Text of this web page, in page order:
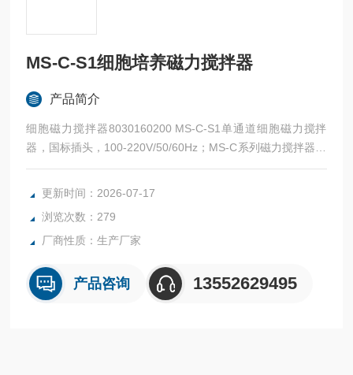
MS-C-S1细胞培养磁力搅拌器
产品简介
细胞磁力搅拌器8030160200 MS-C-S1单通道细胞磁力搅拌
器，国标插头，100-220V/50/60Hz；MS-C系列磁力搅拌器在
恒速搅拌、循环搅拌、双速搅拌方面表现不凡，可设置多种工
作模式，适用于细胞培养。
更新时间：2026-07-17
浏览次数：279
厂商性质：生产厂家
产品咨询 13552629495